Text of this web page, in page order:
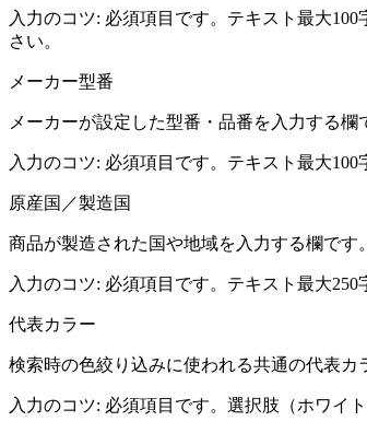
入力のコツ: 必須項目です。テキスト最大
さい。
メーカー型番
メーカーが設定した型番・品番を入力する欄
入力のコツ: 必須項目です。テキスト最大
原産国／製造国
商品が製造された国や地域を入力する欄です。
入力のコツ: 必須項目です。テキスト最大
代表カラー
検索時の色絞り込みに使われる共通の代表カ
入力のコツ: 必須項目です。選択肢（ホワイ